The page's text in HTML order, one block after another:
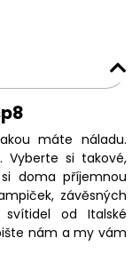
máte náladu.
Vyberte si takové,
doma příjemnou
závěsných
od Italské
nám a my vám